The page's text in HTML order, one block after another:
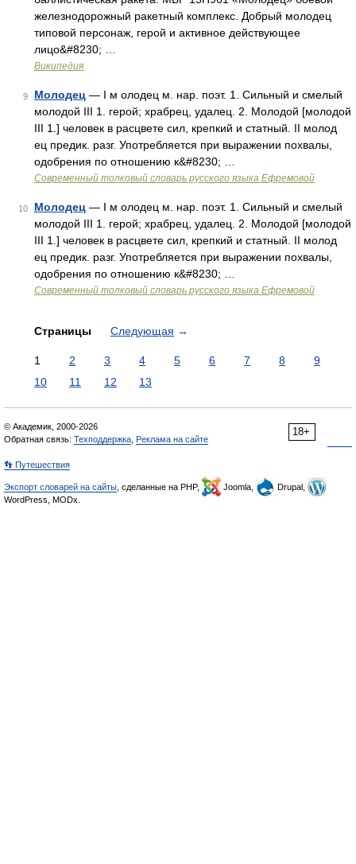
железнодорожный ракетный комплекс. Добрый молодец
типовой персонаж, герой и активное действующее
лицо&#8230; …
Википедия
9 Молодец — I м олодец м. нар. поэт. 1. Сильный и смелый
молодой III 1. герой; храбрец, удалец. 2. Молодой [молодой
III 1.] человек в расцвете сил, крепкий и статный. II молод
ец предик. разг. Употребляется при выражении похвалы,
одобрения по отношению к&#8230; …
Современный толковый словарь русского языка Ефремовой
10 Молодец — I м олодец м. нар. поэт. 1. Сильный и смелый
молодой III 1. герой; храбрец, удалец. 2. Молодой [молодой
III 1.] человек в расцвете сил, крепкий и статный. II молод
ец предик. разг. Употребляется при выражении похвалы,
одобрения по отношению к&#8230; …
Современный толковый словарь русского языка Ефремовой
Страницы Следующая →
1 2 3 4 5 6 7 8
9
10
11 12 13
18+
© Академик, 2000-2026
Обратная связь: Техподдержка Реклама на сайте
👣 Путешествия
Экспорт словарей на сайты , сделанные на PHP, Joomla,
Drupal,
WordPress, MODx.